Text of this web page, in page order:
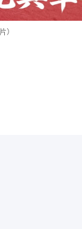
）